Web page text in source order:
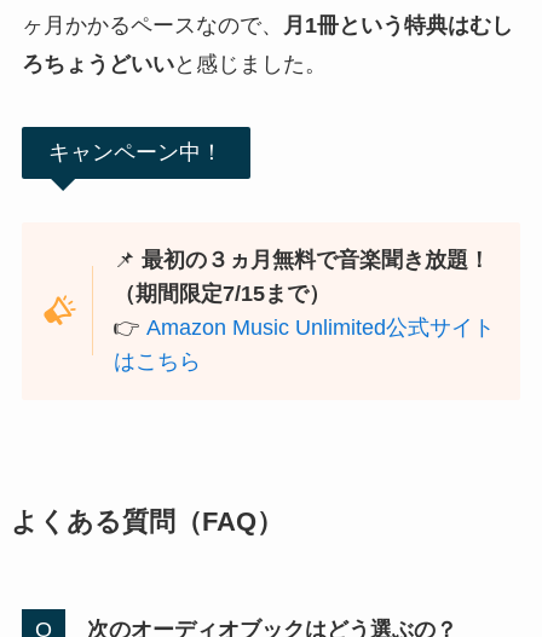
ヶ月かかるペースなので、
月1冊という特典はむし
ろちょうどいいと感じました。
キャンペーン中！
📌最初の３ヵ月無料で音楽聞き放題！
（期間限定7/15まで）
👉Amazon Music Unlimited公式サイト
はこちら
よくある質問（FAQ）
次のオーディオブックはどう選ぶの？